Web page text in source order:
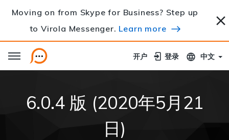
Moving on from Skype for Business? Step up
to Virola Messenger. Learn more
开户
开户 登录
登录 中文
6.0.4 版 (2020年5月21
日)